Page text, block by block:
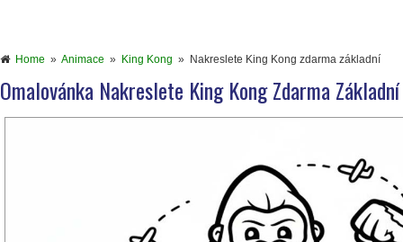
Home » Animace » King Kong » Nakreslete King Kong zdarma základní
Omalovánka Nakreslete King Kong Zdarma Základní